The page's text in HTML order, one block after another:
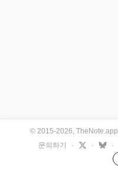
© 2015-2026, TheNote.app
문의하기
· · ·